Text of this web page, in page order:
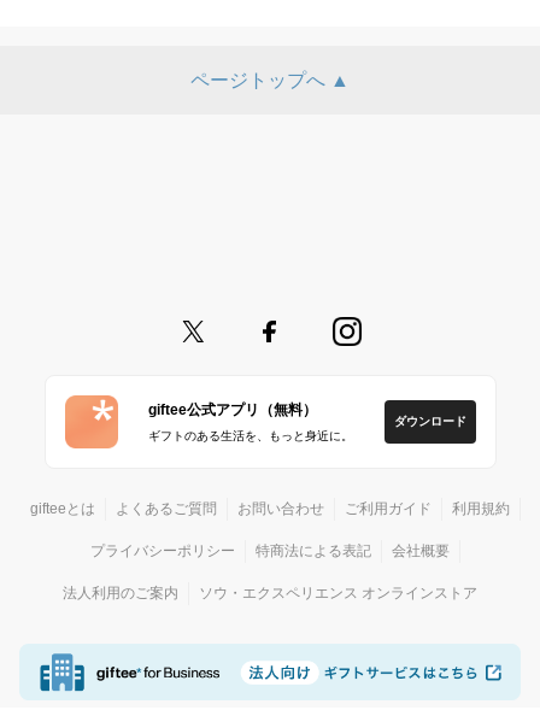
ページトップへ ▲
giftee公式アプリ（無料）
ギフトのある生活を、もっと身近に。
ダウンロード
gifteeとは よくあるご質問 お問い合わせ ご利用ガイド 利用規約
プライバシーポリシー 特商法による表記 会社概要
法人利用のご案内 ソウ・エクスペリエンス オンラインストア